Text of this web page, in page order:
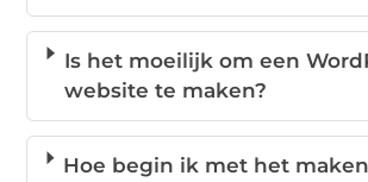
Is het moeilijk om een
website te maken?
Hoe begin ik met het